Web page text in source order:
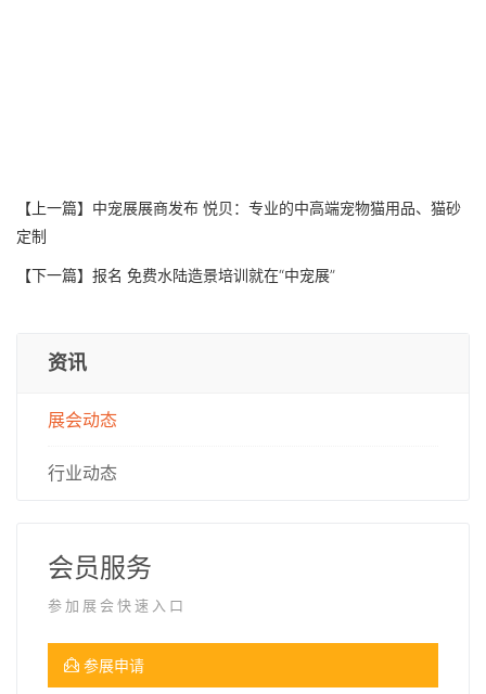
【上一篇】 中宠展展商发布 悦贝：专业的中高端宠物猫用品、猫砂
定制
【下一篇】 报名 免费水陆造景培训就在“中宠展”
资讯
展会动态
行业动态
会员服务
参加展会快速入口
参展申请